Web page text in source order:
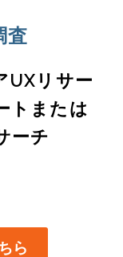
査
UXリサー
トまたは
ーチ
ら